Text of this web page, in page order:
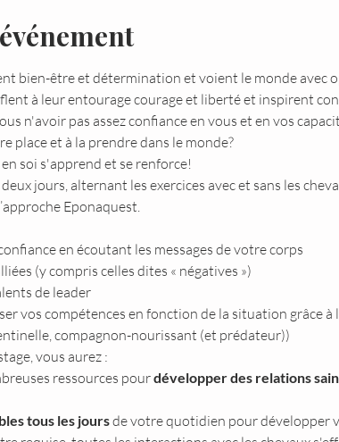
bien-être et détermination et voient le monde avec
à leur entourage courage et liberté et inspirent
n'avoir pas assez confiance en vous et en vos
place et à la prendre dans le monde?
soi s'apprend et se renforce!
jours, alternant les exercices avec et sans les
Eponaquest.
en écoutant les messages de votre corps
(y compris celles dites « négatives »)
de leader
vos compétences en fonction de la situation grâce
compagnon-nourissant (et prédateur))
vous aurez :
ressources pour développer des relations
tous les jours de votre quotidien pour développer